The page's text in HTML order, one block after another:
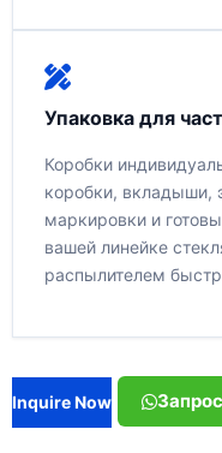
Упаковка для
Коробки
коробки, вкладыши,
маркировки и
вашей линейке
распылителем
Inquire Now